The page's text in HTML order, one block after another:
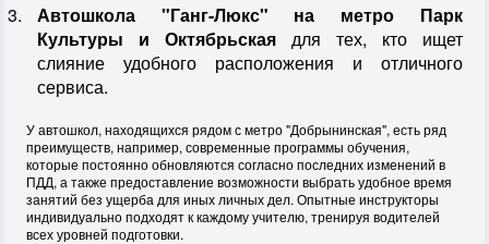
Автошкола "Ганг-Люкс" на метро Парк
Культуры и Октябрьская для тех, кто ищет
слияние удобного расположения и отличного
сервиса.
У автошкол, находящихся рядом с метро "Добрынинская", есть ряд
преимуществ, например, современные программы обучения,
которые постоянно обновляются согласно последних изменений в
ПДД, а также предоставление возможности выбрать удобное время
занятий без ущерба для иных личных дел. Опытные инструкторы
индивидуально подходят к каждому учителю, тренируя водителей
всех уровней подготовки.